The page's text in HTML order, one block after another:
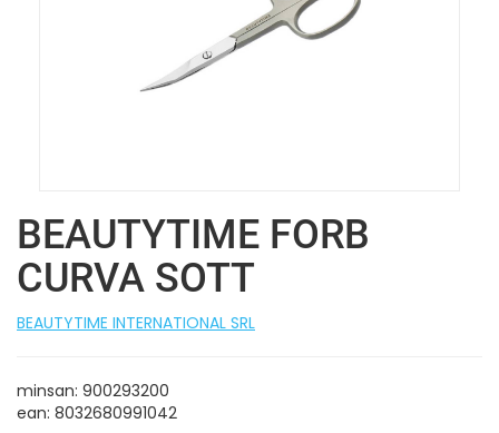
BEAUTYTIME FORB
CURVA SOTT
BEAUTYTIME INTERNATIONAL SRL
minsan: 900293200
ean: 8032680991042